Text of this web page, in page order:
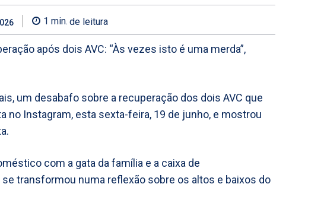
1 min. de leitura
após dois AVC: “Às vezes isto é uma merda”,
um desabafo sobre a recuperação dos dois AVC que
no Instagram, esta sexta-feira, 19 de junho, e mostrou
com a gata da família e a caixa de
transformou numa reflexão sobre os altos e baixos do